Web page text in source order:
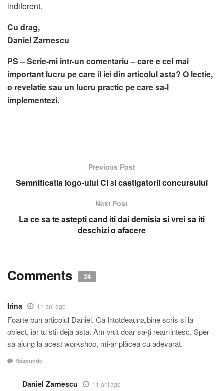
indiferent.
Cu drag,
Daniel Zarnescu
PS – Scrie-mi intr-un comentariu – care e cel mai
important lucru pe care il ieidin articolul asta? O lectie,
o revelatie sau un lucru practic pe care sa-l
implementezi.
Previous Post
Semnificatia logo-ului CI si castigatorii concursului
Next Post
La ce sa te astepti cand iti dai demisia si vrei sa iti
deschizi o afacere
Comments 24
Irina 11 ani ago
Foarte bun articolul Daniel. Ca Intotdeauna,bine scris si la
obiect, iar tu stii deja asta. Am vrut doar sa-ți reamintesc. Sper
sa ajung la acest workshop, mi-ar plăcea cu adevarat.
Răspunde
Daniel Zarnescu 11 ani ago